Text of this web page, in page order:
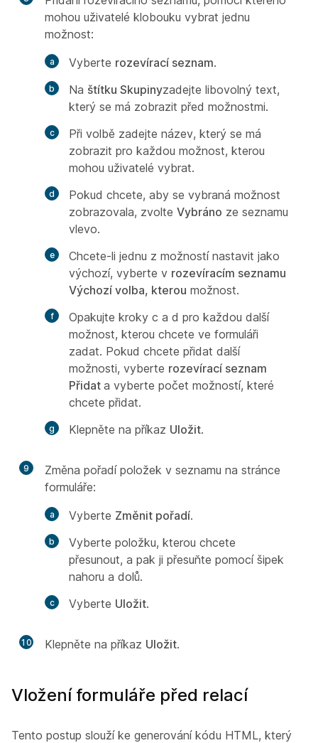
mohou uživatelé klobouku vybrat jednu
možnost:
Vyberte rozevírací seznam.
Na štítku Skupinyzadejte libovolný text,
který se má zobrazit před možnostmi.
Při volbě zadejte název, který se má
zobrazit pro každou možnost, kterou
mohou uživatelé vybrat.
Pokud chcete, aby se vybraná možnost
zobrazovala, zvolte Vybráno ze seznamu
vlevo.
Chcete-li jednu z možností nastavit jako
výchozí, vyberte v rozevíracím seznamu
Výchozí volba, kterou možnost.
Opakujte kroky c a d pro každou další
možnost, kterou chcete ve formuláři
zadat. Pokud chcete přidat další
možnosti, vyberte rozevírací seznam
Přidat a vyberte počet možností, které
chcete přidat.
Klepněte na příkaz Uložit.
9
Změna pořadí položek v seznamu na stránce
formuláře:
Vyberte Změnit pořadí.
Vyberte položku, kterou chcete
přesunout, a pak ji přesuňte pomocí šipek
nahoru a dolů.
Vyberte Uložit.
10 Klepněte na příkaz Uložit.
Vložení formuláře před relací
Tento postup slouží ke generování kódu HTML, který